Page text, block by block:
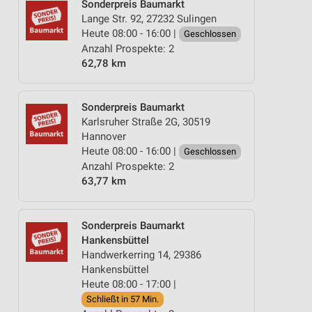
Sonderpreis Baumarkt
Lange Str. 92, 27232 Sulingen
Heute 08:00 - 16:00 |
Geschlossen
Anzahl Prospekte: 2
62,78 km
Sonderpreis Baumarkt
Karlsruher Straße 2G, 30519
Hannover
Heute 08:00 - 16:00 |
Geschlossen
Anzahl Prospekte: 2
63,77 km
Sonderpreis Baumarkt
Hankensbüttel
Handwerkerring 14, 29386
Hankensbüttel
Heute 08:00 - 17:00 |
Schließt in 57 Min.